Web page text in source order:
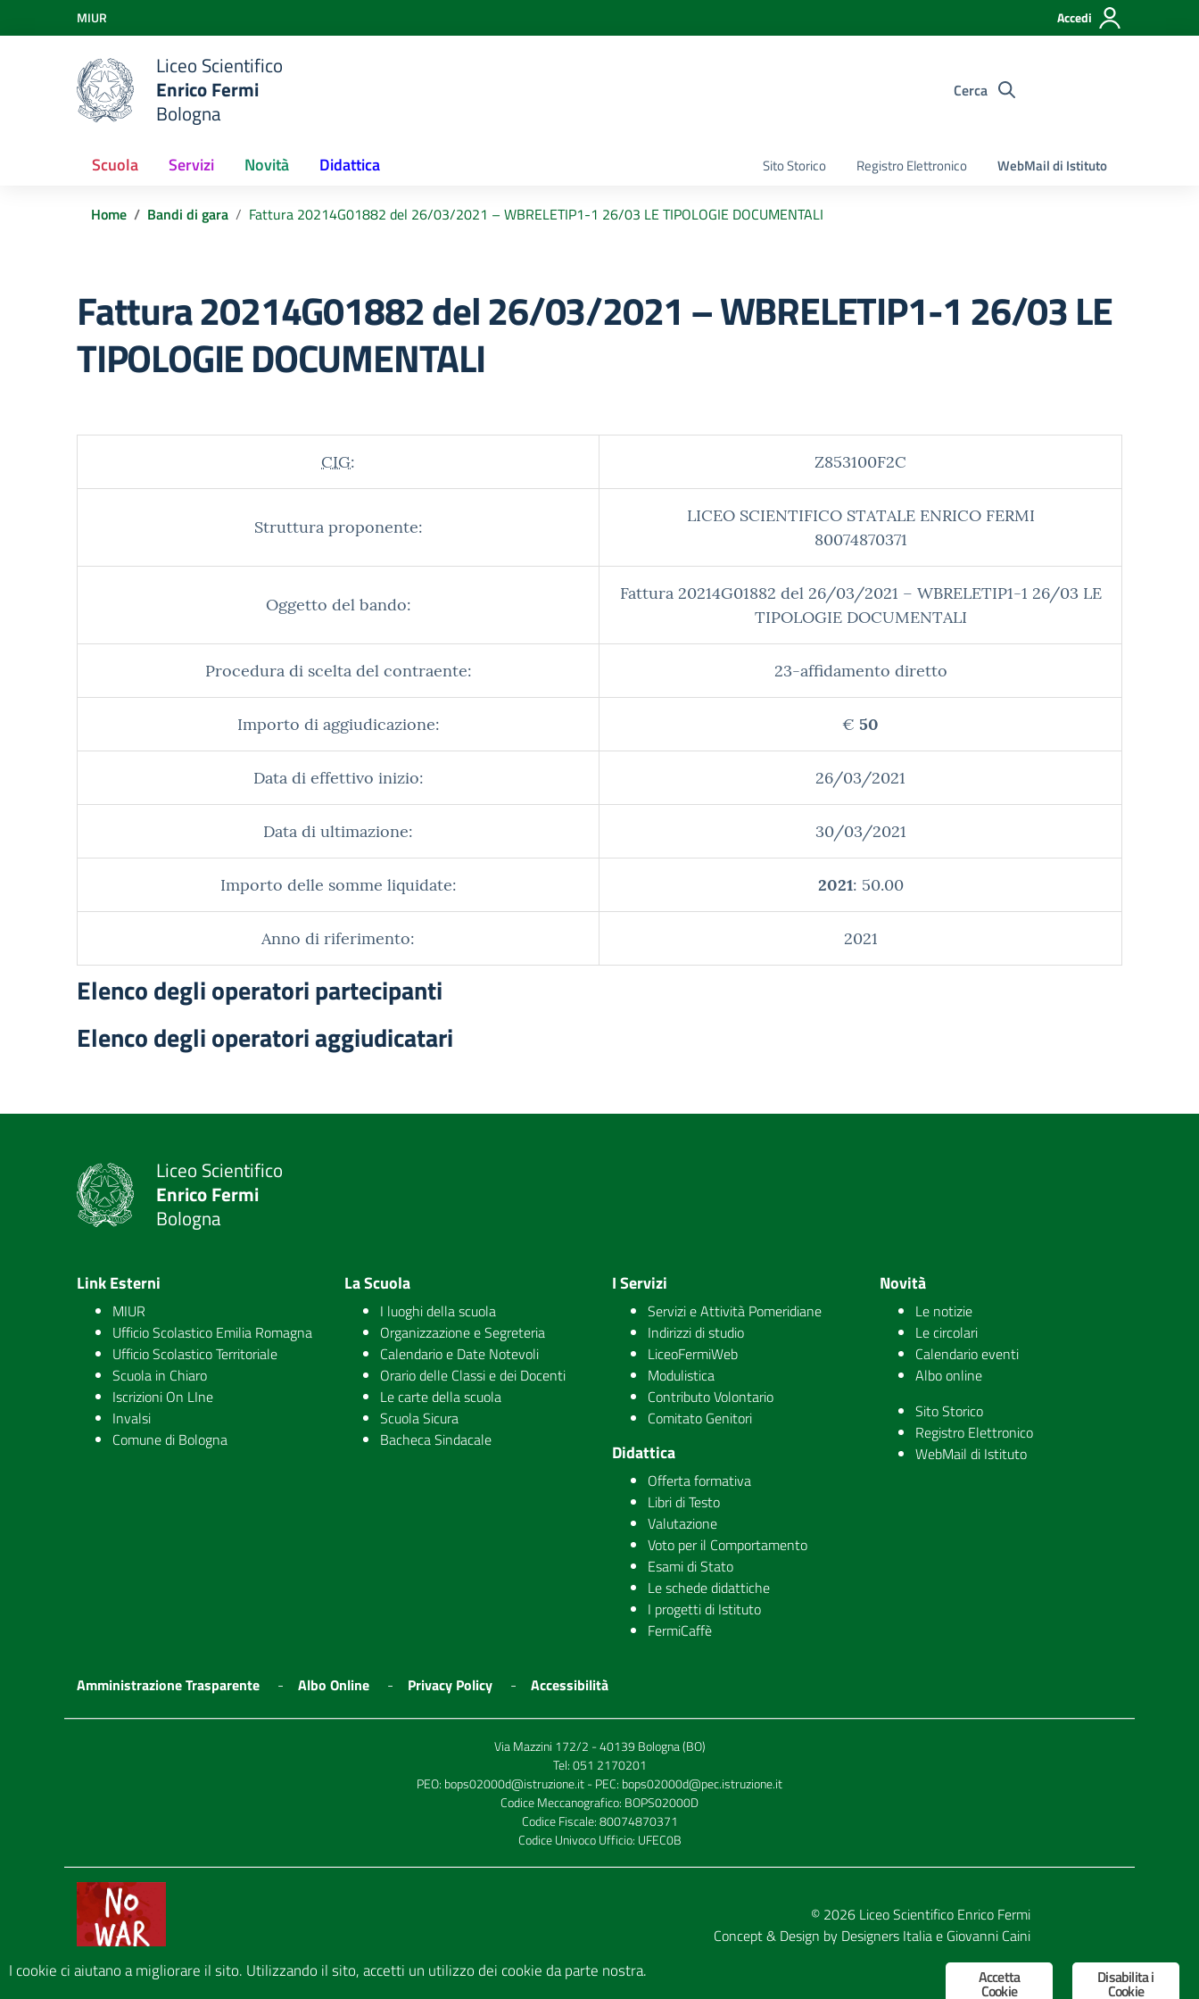
Vai ai contenuti
Vai al menu di navigazione
Vai al footer
MIUR Accedi
Liceo Scientifico
Enrico Fermi
Bologna
Cerca
Sito Storico Registro Elettronico WebMail di Istituto
Scuola Servizi Novità Didattica
Home Bandi di gara Fattura 20214G01882 del 26/03/2021 – WBRELETIP1-1 26/03 LE TIPOLOGIE DOCUMENTALI
Fattura 20214G01882 del 26/03/2021 – WBRELETIP1-1 26/03 LE
TIPOLOGIE DOCUMENTALI
CIG: Z853100F2C
Struttura proponente:
LICEO SCIENTIFICO STATALE ENRICO FERMI
80074870371
Oggetto del bando:
Fattura 20214G01882 del 26/03/2021 – WBRELETIP1-1 26/03 LE
TIPOLOGIE DOCUMENTALI
Procedura di scelta del contraente: 23-affidamento diretto
Importo di aggiudicazione: € 50
Data di effettivo inizio: 26/03/2021
Data di ultimazione: 30/03/2021
Importo delle somme liquidate: 2021: 50.00
Anno di riferimento: 2021
Elenco degli operatori partecipanti
Elenco degli operatori aggiudicatari
Liceo Scientifico
Enrico Fermi
Bologna
Link Esterni
MIUR
Ufficio Scolastico Emilia Romagna
Ufficio Scolastico Territoriale
Scuola in Chiaro
Iscrizioni On LIne
Invalsi
Comune di Bologna
La Scuola
I luoghi della scuola
Organizzazione e Segreteria
Calendario e Date Notevoli
Orario delle Classi e dei Docenti
Le carte della scuola
Scuola Sicura
Bacheca Sindacale
I Servizi
Servizi e Attività Pomeridiane
Indirizzi di studio
LiceoFermiWeb
Modulistica
Contributo Volontario
Comitato Genitori
Didattica
Offerta formativa
Libri di Testo
Valutazione
Voto per il Comportamento
Esami di Stato
Le schede didattiche
I progetti di Istituto
FermiCaffè
Novità
Le notizie
Le circolari
Calendario eventi
Albo online
Sito Storico
Registro Elettronico
WebMail di Istituto
Amministrazione Trasparente Albo Online Privacy Policy Accessibilità
Via Mazzini 172/2 - 40139 Bologna (BO)
Tel:051 2170201
PEO: bops02000d@istruzione.it- PEC: bops02000d@pec.istruzione.it
Codice Meccanografico: BOPS02000D
Codice Fiscale: 80074870371
Codice Univoco Ufficio: UFEC0B
© 2026 Liceo Scientifico Enrico Fermi
Concept & Design by Designers Italiae Giovanni Caini
Disabilita i
Cookie
Accetta
Cookie
I cookie ci aiutano a migliorare il sito. Utilizzando il sito, accetti un utilizzo dei cookie da parte nostra.